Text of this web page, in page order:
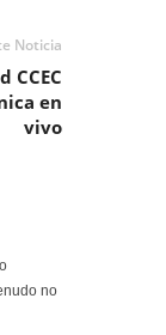
Noticia
CCEC
en
vivo
no